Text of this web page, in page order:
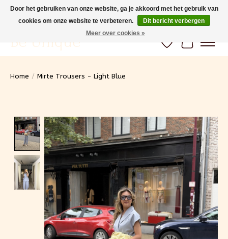
Gratis verzending vanaf 100€ (BE) Snelle levering
Be Unique Verlanglijst
Home / Mirte Trousers - Light Blue
Product image slideshow Items
Door het gebruiken van onze website, ga je akkoord met het gebruik van
cookies om onze website te verbeteren.
Dit bericht verbergen
Meer over cookies »